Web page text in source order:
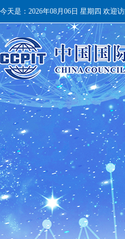
今天是： 2026年08月06日 星期四 欢迎